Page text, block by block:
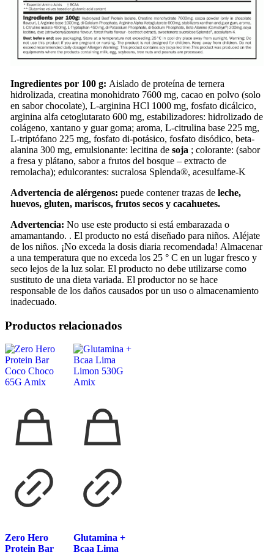
Ingredientes por 100 g: Aislado de proteína de ternera
hidrolizada, creatina monohidrato 7600 mg, cacao en polvo (solo
en sabor chocolate), L-arginina HCl 1000 mg, fosfato dicálcico,
arginina alfa cetoglutarato 600 mg, estabilizadores: hidrolizado de
colágeno, xantano y guar goma; aroma, L-citrulina base 225 mg,
L-triptófano 225 mg, fosfato di-potásico, fosfato disódico, beta-
alanina 300 mg, emulsionante: lecitina de soja ; colorante: (sabor
a fresa y plátano, sabor a frutos del bosque – extracto de
remolacha); edulcorantes: sucralosa Splenda®, acesulfame-K
Advertencia de alérgenos: puede contener trazas de leche,
huevos, gluten, mariscos, frutos secos y cacahuetes.
Advertencia: No use este producto si está embarazada o
amamantando. . El producto no está diseñado para niños. Aléjate
de los niños. ¡No exceda la dosis diaria recomendada! Almacenar
a una temperatura que no exceda los 25 ° C en un lugar fresco y
seco lejos de la luz solar. El producto no debe utilizarse como
sustituto de una dieta variada. El productor no se hace
responsable de los daños causados ​​por un uso o almacenamiento
inadecuado.
Productos relacionados
Zero Hero
Protein Bar
Glutamina +
Bcaa Lima